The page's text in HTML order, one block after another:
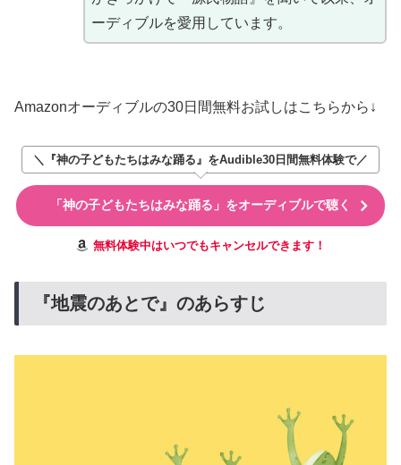
ーディブルを愛用しています。
Amazonオーディブルの30日間無料お試しはこちらから↓
＼『神の子どもたちはみな踊る』をAudible30日間無料体験で／
「神の子どもたちはみな踊る」をオーディブルで聴く
無料体験中はいつでもキャンセルできます！
『地震のあとで』のあらすじ